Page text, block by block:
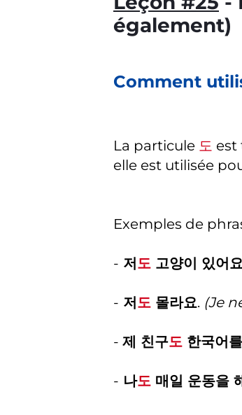
également)
Comment
La particule 도 est
elle est utilisée
Exemples de
- 저도 고양이 있어요
- 저도 몰라요. (Je
- 제 친구도 한국어
- 나도 매일 운동을